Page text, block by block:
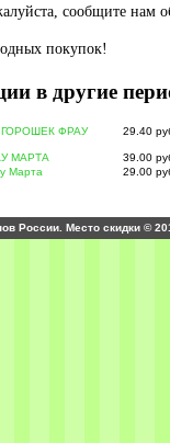
сообщите нам
покупок!
в другие
ГОРОШЕК ФРАУ
29.40
МАРТА
39.00
Марта
29.00
России. Место скидки ©